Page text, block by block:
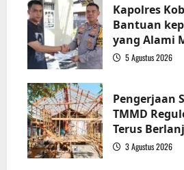
Kapolres
Bantuan
yang Alami
5 Agustus 2026
Pengerjaan
TMMD
Terus
3 Agustus 2026